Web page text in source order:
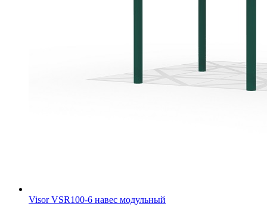
Visor VSR100-6 навес модульный